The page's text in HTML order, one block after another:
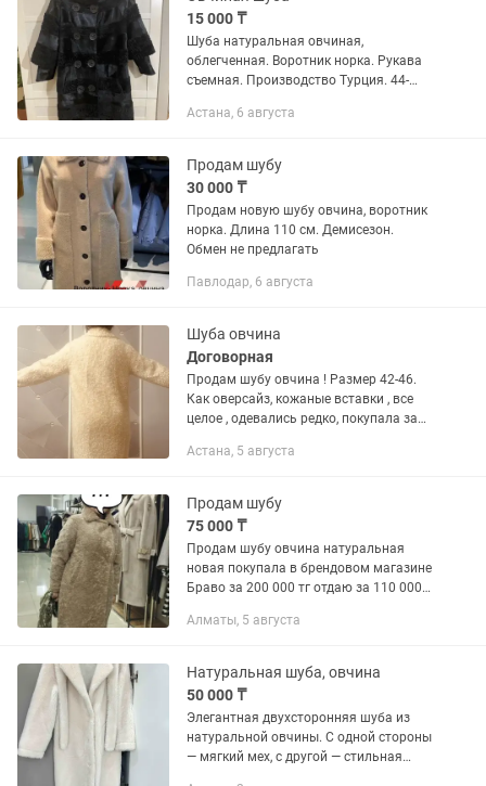
15 000 ₸
Шуба натуральная овчиная,
облегченная. Воротник норка. Рукава
съемная. Производство Турция. 44-
Астана, 6 августа
Продам шубу
30 000 ₸
Продам новую шубу овчина, воротник
норка. Длина 110 см. Демисезон.
Обмен не предлагать
Павлодар, 6 августа
Шуба овчина
Договорная
Продам шубу овчина ! Размер 42-46.
Как оверсайз, кожаные вставки , все
целое , одевались редко, покупала за
комплекте . Цена 20тыс тг.можно торг!
Астана, 5 августа
Продам шубу
75 000 ₸
Продам шубу овчина натуральная
новая покупала в брендовом магазине
Браво за 200 000 тг отдаю за 110 000
связи с тем что размер не подходит
Алматы, 5 августа
Натуральная шуба, овчина
50 000 ₸
Элегантная двухсторонняя шуба из
натуральной овчины. С одной стороны
— мягкий мех, с другой — стильная